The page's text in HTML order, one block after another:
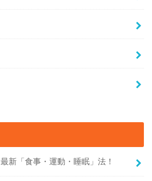
「食事・運動・睡眠」法！